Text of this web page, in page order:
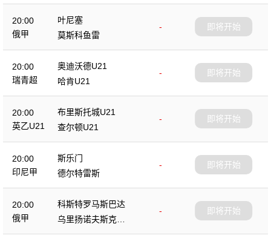
20:00
俄甲
叶尼塞
-
莫斯科鱼雷
即将开始
20:00
瑞青超
奥迪沃德U21
-
哈肯U21
即将开始
20:00
英乙U21
布里斯托城U21
-
查尔顿U21
即将开始
20:00
印尼甲
斯乐门
-
德尔特雷斯
即将开始
20:00
俄甲
科斯特罗马斯巴达
-
乌里扬诺夫斯克伏
尔加
即将开始